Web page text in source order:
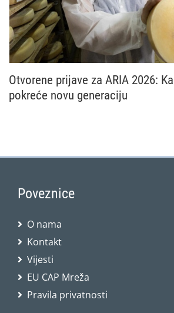
Otvorene prijave za ARIA 2026:
pokreće novu generaciju
Poveznice
O nama
Kontakt
Vijesti
EU CAP Mreža
Pravila privatnosti